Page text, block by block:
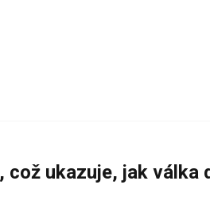
což ukazuje, jak válka